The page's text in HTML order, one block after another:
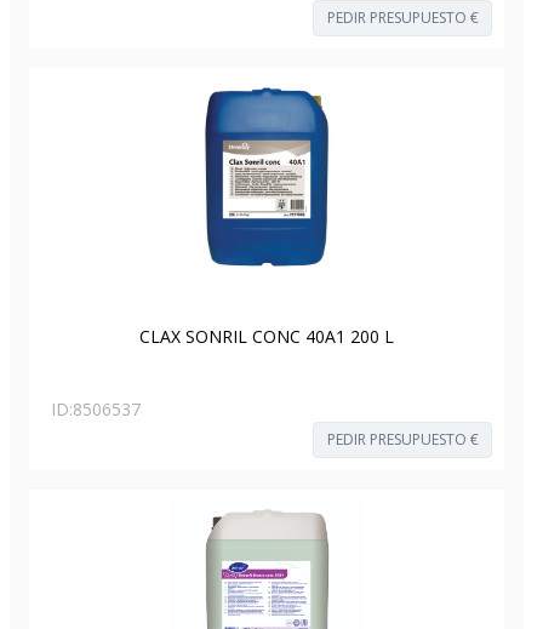
PEDIR PRESUPUESTO €
CLAX SONRIL CONC 40A1 200 L
ID:8506537
PEDIR PRESUPUESTO €